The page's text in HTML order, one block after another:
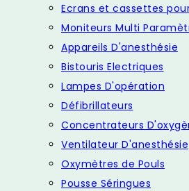
Ecrans et cassettes
Moniteurs Multi
Appareils D'anesthésie
Bistouris Electriques
Lampes D'opération
Défibrillateurs
Concentrateurs
Ventilateur D'anesthésie
Oxymètres de Pouls
Pousse Séringues